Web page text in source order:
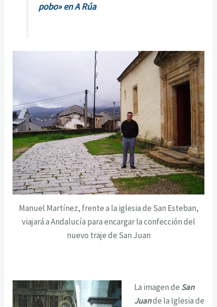
pobo» en A Rúa
Manuel Martínez, frente a la iglesia de San Esteban,
viajará a Andalucía para encargar la confección del
nuevo traje de San Juan
La imagen de San
Juande la Iglesia de